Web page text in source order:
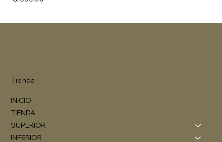
Tienda
INICIO
TIENDA
SUPERIOR
INFERIOR